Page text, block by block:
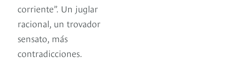
corriente”. Un juglar
racional, un trovador
sensato, más
contradicciones.